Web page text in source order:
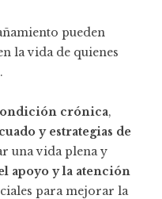
pueden
la vida de quienes
crónica,
y estrategias de
una vida plena y
apoyo y la atención
para mejorar la